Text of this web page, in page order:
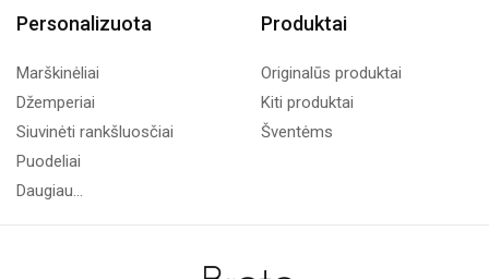
Personalizuota
Marškinėliai
Džemperiai
Siuvinėti rankšluosčiai
Puodeliai
Daugiau...
Produktai
Originalūs produktai
Kiti produktai
Šventėms